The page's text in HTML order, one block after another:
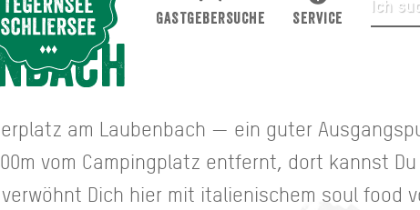
am Laubenbach — ein guter
vom Campingplatz entfernt, dort kannst
Dich hier mit italienischem soul food
GASTGEBERSUCHE SERVICE